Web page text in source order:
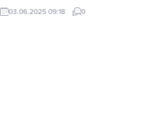
02.17’de 5.8 şiddetinde deprem
oldu. Afet ve Acil Durum Yönetimi
03.06.2025 09:18 0